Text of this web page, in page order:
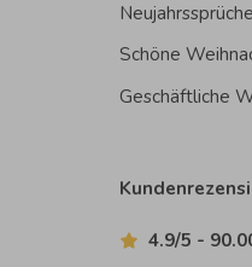
Neujahrssprüche
Schöne
Geschäftliche
4.9/5 -